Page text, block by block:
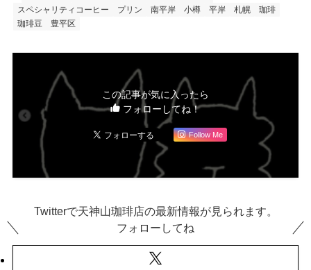
スペシャリティコーヒー
プリン 南平岸 小樽 平岸 札幌
珈琲
珈琲豆
豊平区
この記事が気に入ったら
フォローしてね！
Follow Me
Twitterで天神山珈琲店の最新情報が見られます。
フォローしてね